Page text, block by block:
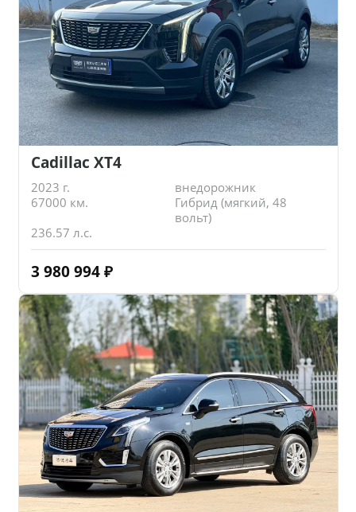
Cadillac XT4
2023 г.
внедорожник
67000 км.
Гибрид (мягкий, 48
вольт)
236.57 л.с.
3 980 994 ₽